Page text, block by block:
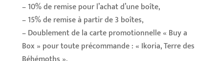
– 10% de remise pour l’achat d’une boîte,
– 15% de remise à partir de 3 boîtes,
– Doublement de la carte promotionnelle « Buy a
Box » pour toute précommande : « Ikoria, Terre des